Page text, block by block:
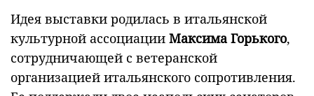
Идея выставки родилась в итальянской
культурной ассоциации Максима Горького,
сотрудничающей с ветеранской
организацией итальянского сопротивления.